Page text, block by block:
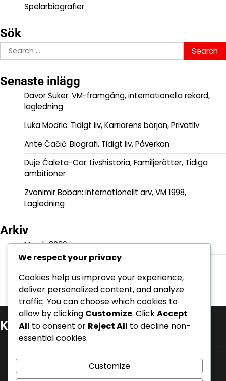
Spelarbiografier
Sök
Search
for:
Senaste inlägg
Davor Šuker: VM-framgång, internationella rekord,
lagledning
Luka Modric: Tidigt liv, Karriärens början, Privatliv
Ante Čačić: Biografi, Tidigt liv, Påverkan
Duje Ćaleta-Car: Livshistoria, Familjerötter, Tidiga
ambitioner
Zvonimir Boban: Internationellt arv, VM 1998,
Lagledning
Arkiv
March 2026
February 2026
Kategorier
Internationella prestationer
Karriärhöjdpunkter
Spelarbiografier
We respect your privacy
Cookies help us improve your experience,
deliver personalized content, and analyze
traffic. You can choose which cookies to
allow by clicking Customize. ClickAccept
All to consent or Reject All to decline non-
essential cookies.
Customize